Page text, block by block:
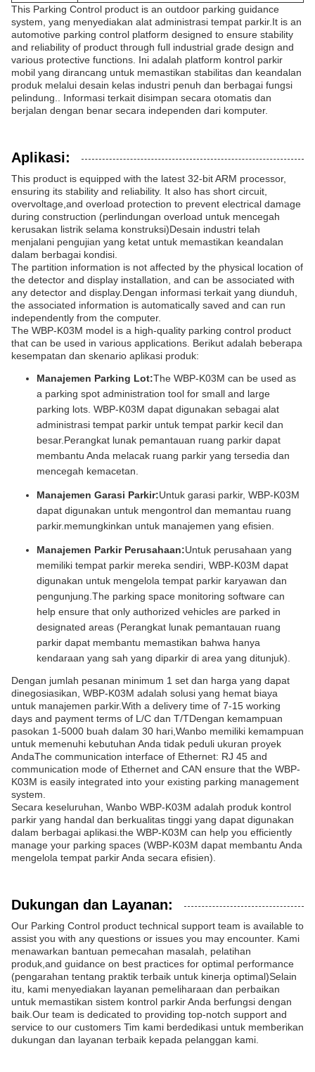
This Parking Control product is an outdoor parking guidance
system, yang menyediakan alat administrasi tempat parkir.It is an
automotive parking control platform designed to ensure stability
and reliability of product through full industrial grade design and
various protective functions. Ini adalah platform kontrol parkir
mobil yang dirancang untuk memastikan stabilitas dan keandalan
produk melalui desain kelas industri penuh dan berbagai fungsi
pelindung.. Informasi terkait disimpan secara otomatis dan
berjalan dengan benar secara independen dari komputer.
Aplikasi:
This product is equipped with the latest 32-bit ARM processor,
ensuring its stability and reliability. It also has short circuit,
overvoltage,and overload protection to prevent electrical damage
during construction (perlindungan overload untuk mencegah
kerusakan listrik selama konstruksi)Desain industri telah
menjalani pengujian yang ketat untuk memastikan keandalan
dalam berbagai kondisi.
The partition information is not affected by the physical location of
the detector and display installation, and can be associated with
any detector and display.Dengan informasi terkait yang diunduh,
the associated information is automatically saved and can run
independently from the computer.
The WBP-K03M model is a high-quality parking control product
that can be used in various applications. Berikut adalah beberapa
kesempatan dan skenario aplikasi produk:
Manajemen Parking Lot:The WBP-K03M can be used as
a parking spot administration tool for small and large
parking lots. WBP-K03M dapat digunakan sebagai alat
administrasi tempat parkir untuk tempat parkir kecil dan
besar.Perangkat lunak pemantauan ruang parkir dapat
membantu Anda melacak ruang parkir yang tersedia dan
mencegah kemacetan.
Manajemen Garasi Parkir:Untuk garasi parkir, WBP-K03M
dapat digunakan untuk mengontrol dan memantau ruang
parkir.memungkinkan untuk manajemen yang efisien.
Manajemen Parkir Perusahaan:Untuk perusahaan yang
memiliki tempat parkir mereka sendiri, WBP-K03M dapat
digunakan untuk mengelola tempat parkir karyawan dan
pengunjung.The parking space monitoring software can
help ensure that only authorized vehicles are parked in
designated areas (Perangkat lunak pemantauan ruang
parkir dapat membantu memastikan bahwa hanya
kendaraan yang sah yang diparkir di area yang ditunjuk).
Dengan jumlah pesanan minimum 1 set dan harga yang dapat
dinegosiasikan, WBP-K03M adalah solusi yang hemat biaya
untuk manajemen parkir.With a delivery time of 7-15 working
days and payment terms of L/C dan T/TDengan kemampuan
pasokan 1-5000 buah dalam 30 hari,Wanbo memiliki kemampuan
untuk memenuhi kebutuhan Anda tidak peduli ukuran proyek
AndaThe communication interface of Ethernet: RJ 45 and
communication mode of Ethernet and CAN ensure that the WBP-
K03M is easily integrated into your existing parking management
system.
Secara keseluruhan, Wanbo WBP-K03M adalah produk kontrol
parkir yang handal dan berkualitas tinggi yang dapat digunakan
dalam berbagai aplikasi.the WBP-K03M can help you efficiently
manage your parking spaces (WBP-K03M dapat membantu Anda
mengelola tempat parkir Anda secara efisien).
Dukungan dan Layanan:
Our Parking Control product technical support team is available to
assist you with any questions or issues you may encounter. Kami
menawarkan bantuan pemecahan masalah, pelatihan
produk,and guidance on best practices for optimal performance
(pengarahan tentang praktik terbaik untuk kinerja optimal)Selain
itu, kami menyediakan layanan pemeliharaan dan perbaikan
untuk memastikan sistem kontrol parkir Anda berfungsi dengan
baik.Our team is dedicated to providing top-notch support and
service to our customers Tim kami berdedikasi untuk memberikan
dukungan dan layanan terbaik kepada pelanggan kami.